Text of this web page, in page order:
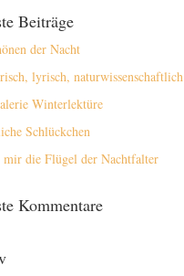
Beiträge
der Nacht
lyrisch, naturwissenschaftlich
Winterlektüre
Schlückchen
die Flügel der Nachtfalter
Kommentare